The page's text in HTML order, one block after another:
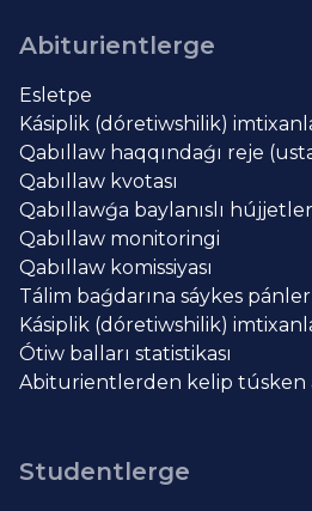
Abiturientlerge
Esletpe
Kásiplik (dóretiwshilik)
Qabıllaw haqqındaǵı reje
Qabıllaw kvotası
Qabıllawǵa baylanıslı
Qabıllaw monitoringi
Qabıllaw komissiyası
Tálim baǵdarına sáykes
Kásiplik (dóretiwshilik)
Ótiw balları statistikası
Abiturientlerden kelip túsken
Studentlerge